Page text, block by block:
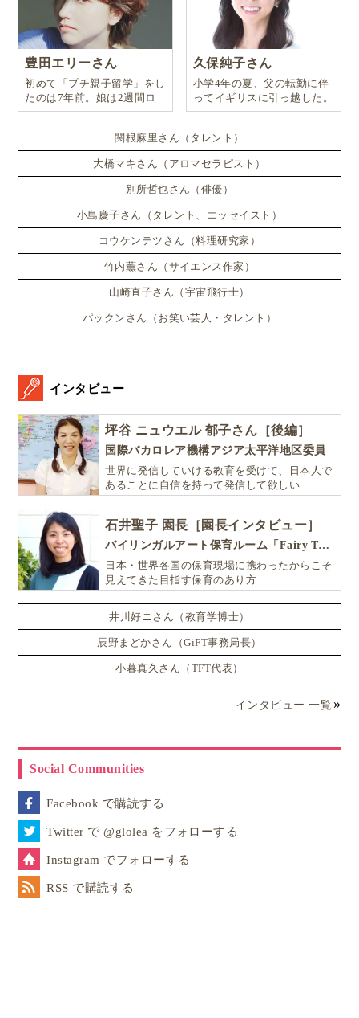
豊田エリーさん
初めて「プチ親子留学」をし
たのは7年前。娘は2週間ロ
ンドンのサマースクールに通
い、英語劇に挑戦したり、
久保純子さん
小学4年の夏、父の転勤に伴
ってイギリスに引っ越した。
関根麻里さん（タレント）
大橋マキさん（アロマセラピスト）
別所哲也さん（俳優）
小島慶子さん（タレント、エッセイスト）
コウケンテツさん（料理研究家）
竹内薫さん（サイエンス作家）
山崎直子さん（宇宙飛行士）
パックンさん（お笑い芸人・タレント）
インタビュー
坪谷 ニュウエル 郁子さん［後編］
国際バカロレア機構アジア太平洋地区委員
世界に発信していける教育を受けて、日本人で
あることに自信を持って発信して欲しい
石井聖子 園長［園長インタビュー］
バイリンガルアート保育ルーム「Fairy Tale（フェアリーテイル）」
日本・世界各国の保育現場に携わったからこそ
見えてきた目指す保育のあり方
井川好ニさん（教育学博士）
辰野まどかさん（GiFT事務局長）
小暮真久さん（TFT代表）
インタビュー 一覧
Social Communities
Facebook で購読する
Twitter で @glolea をフォローする
Instagram でフォローする
RSS で購読する